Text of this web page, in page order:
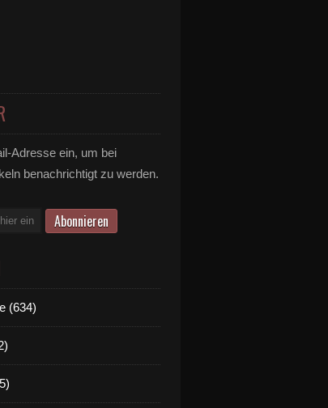
Adresse ein, um bei
benachrichtigt zu werden.
(634)